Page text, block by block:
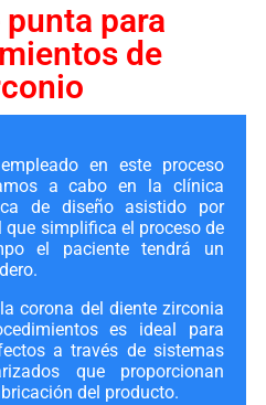
para
de
en este proceso
a cabo en la clínica
de diseño asistido por
simplifica el proceso de
el paciente tendrá un
corona del diente zirconia
es ideal para
a través de sistemas
que proporcionan
del producto.